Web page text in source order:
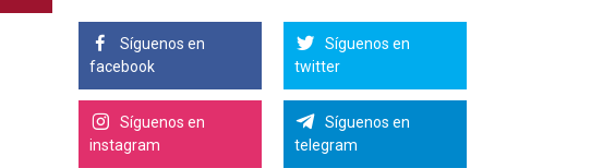
Síguenos en
facebook
Síguenos en
twitter
Síguenos en
instagram
Síguenos en
telegram